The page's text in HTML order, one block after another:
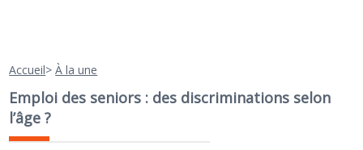
Accueil>À la une
Emploi des seniors : des discriminations selon
l’âge ?